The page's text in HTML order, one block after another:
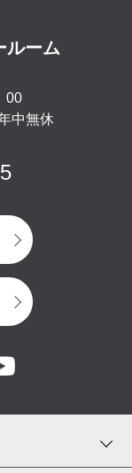
ルーム
00
中無休